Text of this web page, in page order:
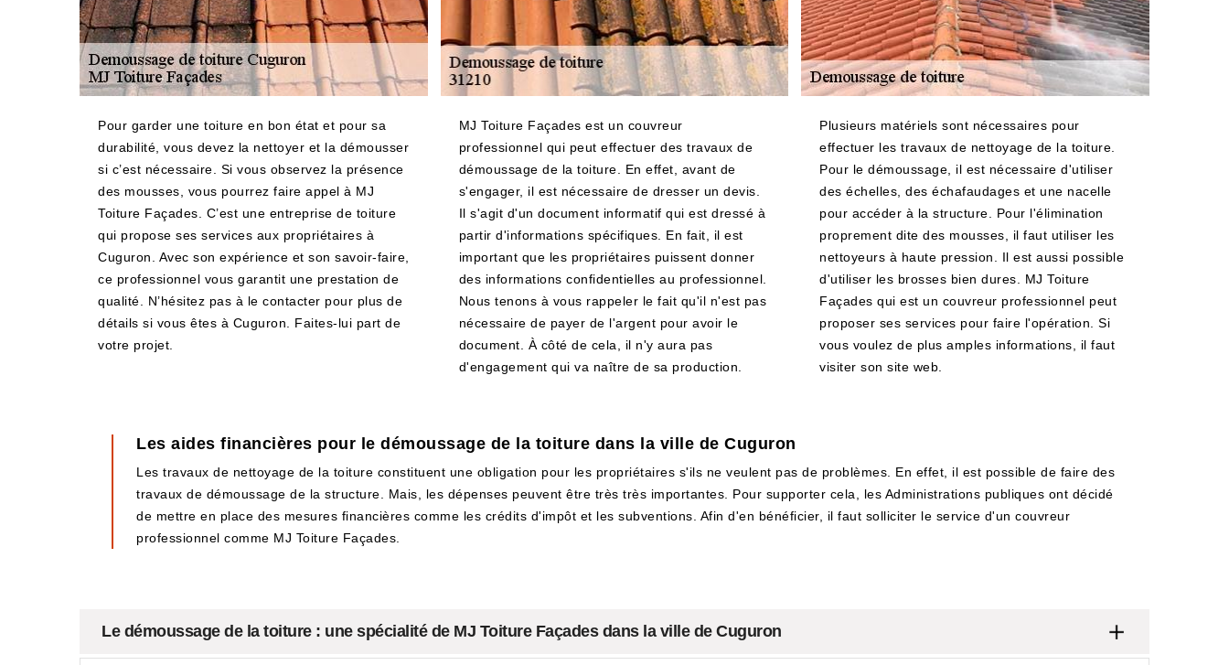
Pour garder une toiture en bon état et pour sa
durabilité, vous devez la nettoyer et la démousser
si c’est nécessaire. Si vous observez la présence
des mousses, vous pourrez faire appel à MJ
Toiture Façades. C’est une entreprise de toiture
qui propose ses services aux propriétaires à
Cuguron. Avec son expérience et son savoir-faire,
ce professionnel vous garantit une prestation de
qualité. N’hésitez pas à le contacter pour plus de
détails si vous êtes à Cuguron. Faites-lui part de
votre projet.
MJ Toiture Façades est un couvreur
professionnel qui peut effectuer des travaux de
démoussage de la toiture. En effet, avant de
s'engager, il est nécessaire de dresser un devis.
Il s'agit d'un document informatif qui est dressé à
partir d'informations spécifiques. En fait, il est
important que les propriétaires puissent donner
des informations confidentielles au professionnel.
Nous tenons à vous rappeler le fait qu'il n'est pas
nécessaire de payer de l'argent pour avoir le
document. À côté de cela, il n'y aura pas
d'engagement qui va naître de sa production.
Plusieurs matériels sont nécessaires pour
effectuer les travaux de nettoyage de la toiture.
Pour le démoussage, il est nécessaire d'utiliser
des échelles, des échafaudages et une nacelle
pour accéder à la structure. Pour l'élimination
proprement dite des mousses, il faut utiliser les
nettoyeurs à haute pression. Il est aussi possible
d'utiliser les brosses bien dures. MJ Toiture
Façades qui est un couvreur professionnel peut
proposer ses services pour faire l'opération. Si
vous voulez de plus amples informations, il faut
visiter son site web.
Les aides financières pour le démoussage de la toiture dans la ville de Cuguron
Les travaux de nettoyage de la toiture constituent une obligation pour les propriétaires s'ils ne veulent pas de problèmes. En effet, il est possible de faire des
travaux de démoussage de la structure. Mais, les dépenses peuvent être très très importantes. Pour supporter cela, les Administrations publiques ont décidé
de mettre en place des mesures financières comme les crédits d'impôt et les subventions. Afin d'en bénéficier, il faut solliciter le service d'un couvreur
professionnel comme MJ Toiture Façades.
Le démoussage de la toiture : une spécialité de MJ Toiture Façades dans la ville de Cuguron